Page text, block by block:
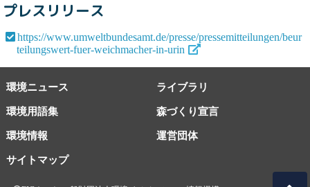
プレスリリース
https://www.umweltbundesamt.de/presse/pressemitteilungen/beur
teilungswert-fuer-weichmacher-in-urin
環境ニュース ライブラリ
環境用語集 森づくり宣言
環境情報
サイトマップ
運営団体